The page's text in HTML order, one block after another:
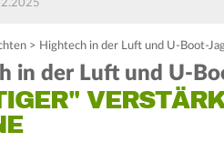
> Hightech in der Luft und U-Boot-
in der Luft und U-